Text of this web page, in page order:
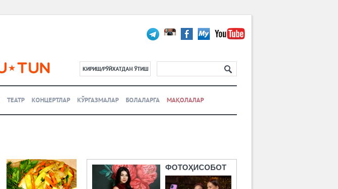
КИРИШ/РЎЙХАТДАН ЎТИШ
ТЕАТР КОНЦЕРТЛАР КЎРГАЗМАЛАР БОЛАЛАРГА МАҚОЛАЛАР
ФОТОҲИСОБОТ